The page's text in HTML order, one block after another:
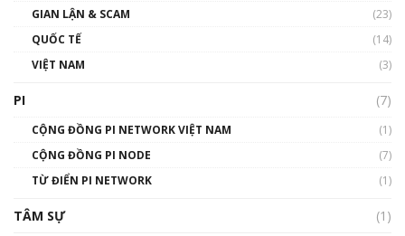
gió ấm
Talkshow 14: MemeCoin – Trò đùa tỷ đô
01:29:26
GIAN LẬN & SCAM
(23)
QUỐC TẾ
(14)
VIỆT NAM
(3)
PI (7)
CỘNG ĐỒNG PI NETWORK VIỆT NAM
(1)
CỘNG ĐỒNG PI NODE
(7)
TỪ ĐIỂN PI NETWORK
(1)
TÂM SỰ
(1)